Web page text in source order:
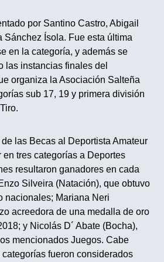
por Santino Castro, Abigail
Sánchez Ísola. Fue esta última
en la categoría, y además se
las instancias finales del
organiza la Asociación Salteña
sub 17, 19 y primera división
las Becas al Deportista Amateur
tres categorías a Deportes
resultaron ganadores en cada
Silveira (Natación), que obtuvo
nacionales; Mariana Neri
acreedora de una medalla de oro
y Nicolás D´ Abate (Bocha),
mencionados Juegos. Cabe
fueron considerados